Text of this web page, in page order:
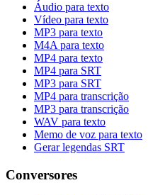
Áudio para texto
Vídeo para texto
MP3 para texto
M4A para texto
MP4 para texto
MP4 para SRT
MP3 para SRT
MP4 para transcrição
MP3 para transcrição
WAV para texto
Memo de voz para texto
Gerar legendas SRT
Conversores